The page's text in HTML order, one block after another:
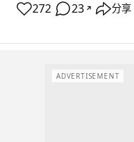
272 23 ↗ 分享
ADVERTISEMENT